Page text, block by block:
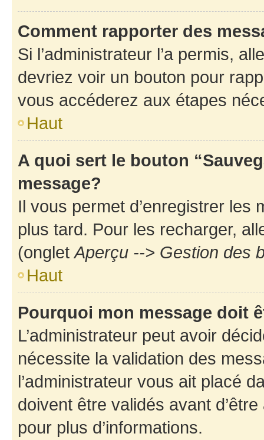
Comment rapporter des
Si l’administrateur l’a permis,
devriez voir un bouton pour
vous accéderez aux étapes
Haut
A quoi sert le bouton
message?
Il vous permet d’enregistrer
plus tard. Pour les recharger,
(ongletAperçu --> Gestion des
Haut
Pourquoi mon message doit
L’administrateur peut avoir
nécessite la validation des
l’administrateur vous ait placé
doivent être validés avant
pour plus d’informations.